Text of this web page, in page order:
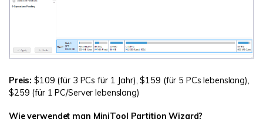
Preis:$109 (für 3 PCs für 1 Jahr), $159 (für 5 PCs lebenslang),
$259 (für 1 PC/Server lebenslang)
Wie verwendet man MiniTool Partition Wizard?